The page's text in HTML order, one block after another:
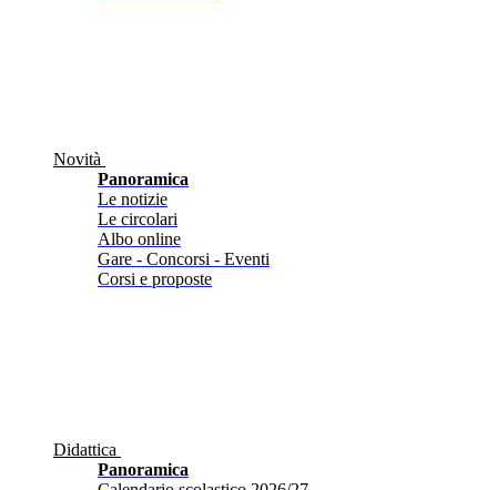
Novità
Panoramica
Le notizie
Le circolari
Albo online
Gare - Concorsi - Eventi
Corsi e proposte
Didattica
Panoramica